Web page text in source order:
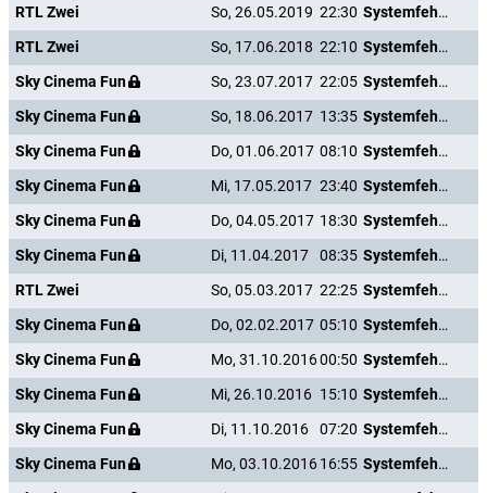
RTL Zwei
So, 26.05.2019 22:30
Systemfehler - Wenn Inge tanzt
RTL Zwei
So, 17.06.2018 22:10
Systemfehler - Wenn Inge tanzt
Sky Cinema Fun
So, 23.07.2017 22:05
Systemfehler - Wenn Inge tanzt
Sky Cinema Fun
So, 18.06.2017 13:35
Systemfehler - Wenn Inge tanzt
Sky Cinema Fun
Do, 01.06.2017 08:10
Systemfehler - Wenn Inge tanzt
Sky Cinema Fun
Mi, 17.05.2017 23:40
Systemfehler - Wenn Inge tanzt
Sky Cinema Fun
Do, 04.05.2017 18:30
Systemfehler - Wenn Inge tanzt
Sky Cinema Fun
Di, 11.04.2017 08:35
Systemfehler - Wenn Inge tanzt
RTL Zwei
So, 05.03.2017 22:25
Systemfehler - Wenn Inge tanzt
Sky Cinema Fun
Do, 02.02.2017 05:10
Systemfehler - Wenn Inge tanzt
Sky Cinema Fun
Mo, 31.10.201600:50
Systemfehler - Wenn Inge tanzt
Sky Cinema Fun
Mi, 26.10.2016 15:10
Systemfehler - Wenn Inge tanzt
Sky Cinema Fun
Di, 11.10.2016 07:20
Systemfehler - Wenn Inge tanzt
Sky Cinema Fun
Mo, 03.10.201616:55
Systemfehler - Wenn Inge tanzt